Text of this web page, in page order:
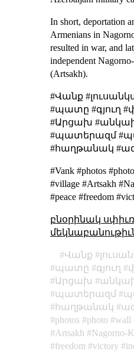
In short, deportation
Armenians in
resulted in war, and
independent
(Artsakh).
#Վանք
#պատը #գյուղ
#Արցախ
#պատերազմ
#հաղթանակ
#Vank #photos
#village #Artsakh
#peace #freedom
բնօրինակ
Վանք
պատը
գյուղ
Արցախ
պատերազմ
հաղթանակ
photos
photo wall
Artsakh
Nagorno-
freedom
victory